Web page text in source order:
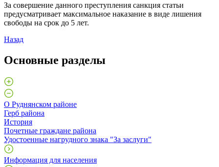
За совершение данного преступления санкция статьи
предусматривает максимальное наказание в виде лишения
свободы на срок до 5 лет.
Назад
Основные разделы
О Руднянском районе
Герб района
История
Почетные граждане района
Удостоенные нагрудного знака "За заслуги"
Информация для населения